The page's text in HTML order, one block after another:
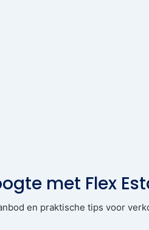
met Flex
en praktische tips voor